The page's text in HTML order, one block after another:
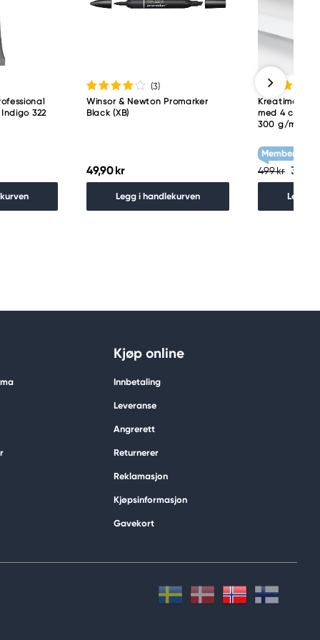
322
(3)
Winsor & Newton Promarker
Black (XB)
49,90 kr
Legg i handlekurven
Kreatima
med 4 cm
300 g/m²
Member Treat
499 kr
Legg i
Kjøp online
Innbetaling
Leveranse
Angrerett
Returnerer
Reklamasjon
Kjøpsinformasjon
Gavekort